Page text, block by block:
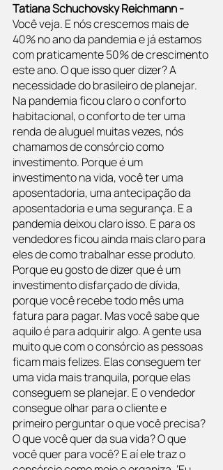
Tatiana Schuchovsky Reichmann -
Você veja. E nós crescemos mais de
40% no ano da pandemia e já estamos
com praticamente 50% de crescimento
este ano. O que isso quer dizer? A
necessidade do brasileiro de planejar.
Na pandemia ficou claro o conforto
habitacional, o conforto de ter uma
renda de aluguel muitas vezes, nós
chamamos de consórcio como
investimento. Porque é um
investimento na vida, você ter uma
aposentadoria, uma antecipação da
aposentadoria e uma segurança. E a
pandemia deixou claro isso. E para os
vendedores ficou ainda mais claro para
eles de como trabalhar esse produto.
Porque eu gosto de dizer que é um
investimento disfarçado de dívida,
porque você recebe todo mês uma
fatura para pagar. Mas você sabe que
aquilo é para adquirir algo. A gente usa
muito que com o consórcio as pessoas
ficam mais felizes. Elas conseguem ter
uma vida mais tranquila, porque elas
conseguem se planejar. E o vendedor
consegue olhar para o cliente e
primeiro perguntar o que você precisa?
O que você quer da sua vida? O que
você quer para você? E aí ele traz o